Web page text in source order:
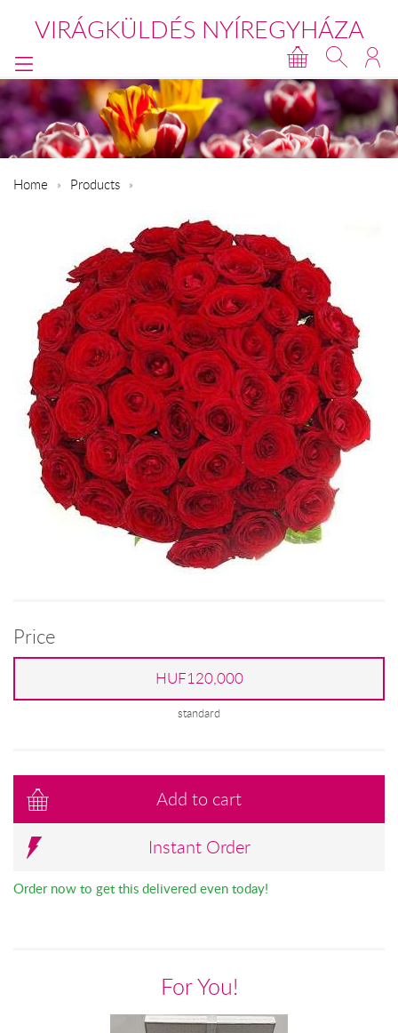
VIRÁGKÜLDÉS NYÍREGYHÁZA
Home Products
Price
HUF120,000
standard
Add to cart
Instant Order
Order now to get this delivered even today!
For You!